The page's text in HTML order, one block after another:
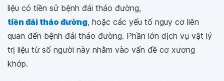
liệu có tiền sử bệnh đái tháo đường,
tiền đái tháo đường, hoặc các yếu tố nguy cơ liên
quan đến bệnh đái tháo đường. Phần lớn dịch vụ vật lý
trị liệu từ số người này nhằm vào vấn đề cơ xương
khớp.